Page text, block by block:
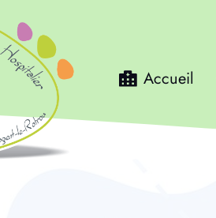
Accueil